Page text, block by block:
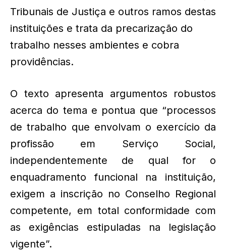
Tribunais de Justiça e outros ramos destas
instituições e trata da precarização do
trabalho nesses ambientes e cobra
providências.
O texto apresenta argumentos robustos
acerca do tema e pontua que “processos
de trabalho que envolvam o exercício da
profissão em Serviço Social,
independentemente de qual for o
enquadramento funcional na instituição,
exigem a inscrição no Conselho Regional
competente, em total conformidade com
as exigências estipuladas na legislação
vigente”.